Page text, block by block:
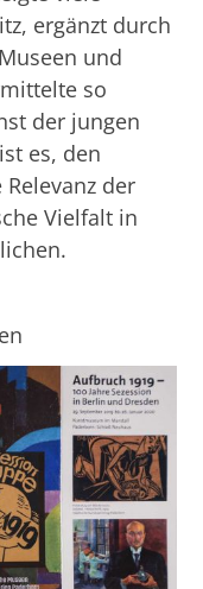
ergänzt durch
und
so
der jungen
es, den
der
Vielfalt in